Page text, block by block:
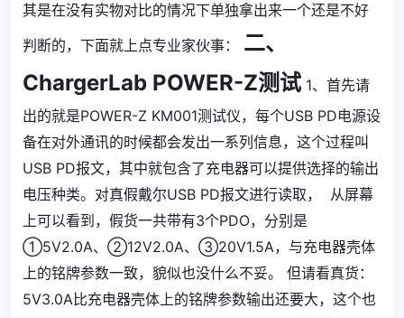
其是在没有实物对比的情况下单独拿出来一个还是不好
判断的，下面就上点专业家伙事： 二、
ChargerLab POWER-Z测试1、首先请
出的就是POWER-Z KM001测试仪，每个USB PD电源设
备在对外通讯的时候都会发出一系列信息，这个过程叫
USB PD报文，其中就包含了充电器可以提供选择的输出
电压种类。对真假戴尔USB PD报文进行读取，
从屏幕
上可以看到，假货一共带有3个PDO，分别是
①5V2.0A、②12V2.0A、③20V1.5A，与充电器壳体
上的铭牌参数一致，貌似也没什么不妥。 但请看真货：
5V3.0A比充电器壳体上的铭牌参数输出还要大，这个也